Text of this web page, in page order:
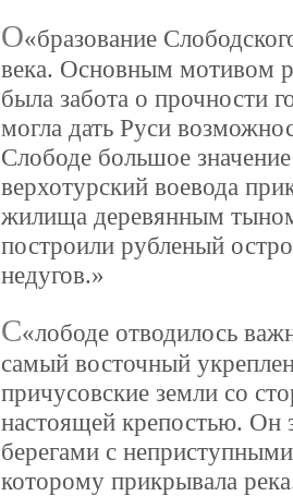
О бразование
века. Основным мотивом
была забота о прочности
могла дать Руси
Слободе большое
верхотурский воевода
жилища деревянным
построили рубленый
недугов.
С лободе отводилось
самый восточный
причусовские земли со
настоящей крепостью.
берегами с
которому прикрывала